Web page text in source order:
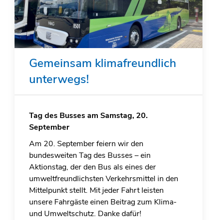
Gemeinsam klimafreundlich
unterwegs!
Tag des Busses am Samstag, 20.
September
Am 20. September feiern wir den
bundesweiten Tag des Busses – ein
Aktionstag, der den Bus als eines der
umweltfreundlichsten Verkehrsmittel in den
Mittelpunkt stellt. Mit jeder Fahrt leisten
unsere Fahrgäste einen Beitrag zum Klima-
und Umweltschutz. Danke dafür!